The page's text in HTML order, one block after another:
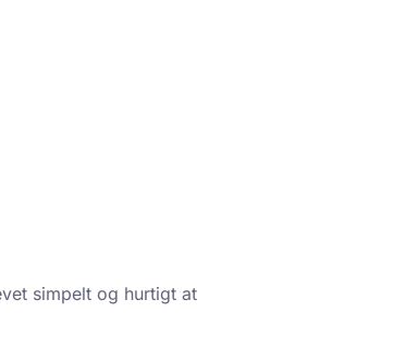
simpelt og hurtigt at